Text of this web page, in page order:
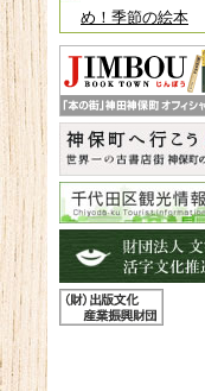
め！季節の絵本